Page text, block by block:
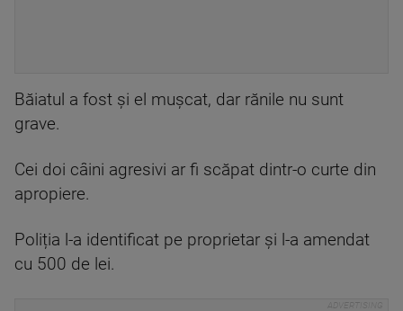
Băiatul a fost și el mușcat, dar rănile nu sunt
grave.
Cei doi câini agresivi ar fi scăpat dintr-o curte din
apropiere.
Poliția l-a identificat pe proprietar și l-a amendat
cu 500 de lei.